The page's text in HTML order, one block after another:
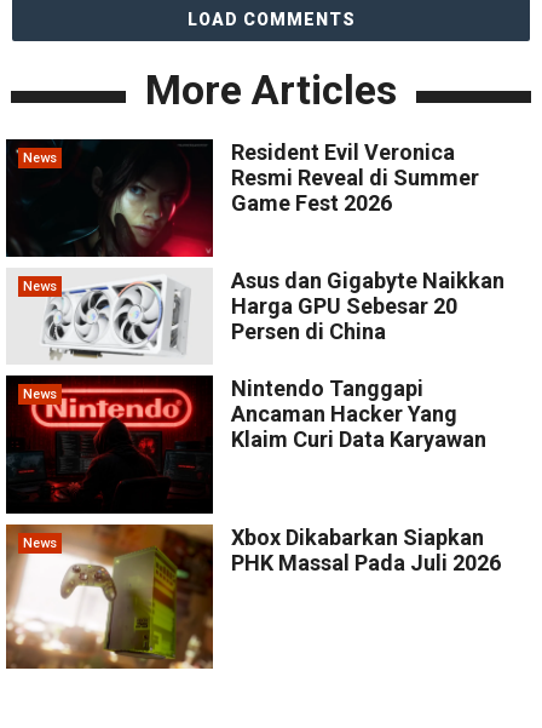
LOAD COMMENTS
More Articles
News
Resident Evil Veronica
Resmi Reveal di Summer
Game Fest 2026
News
Asus dan Gigabyte Naikkan
Harga GPU Sebesar 20
Persen di China
News
Nintendo Tanggapi
Ancaman Hacker Yang
Klaim Curi Data Karyawan
News
Xbox Dikabarkan Siapkan
PHK Massal Pada Juli 2026